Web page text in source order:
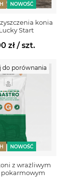
NOWOŚĆ
konia
Start
zł/ szt.
NOWOŚĆ
z wrażliwym
pokarmowym
do porównania